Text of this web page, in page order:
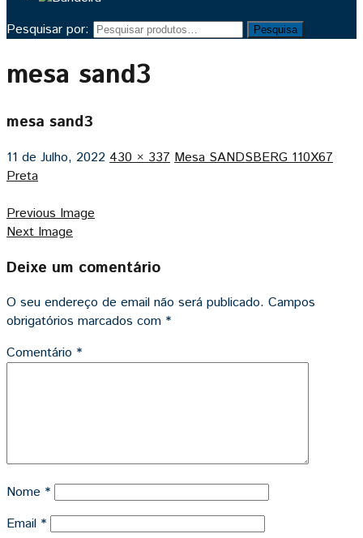
Pesquisar por: Pesquisa
mesa sand3
mesa sand3
11 de Julho, 2022 430 × 337 Mesa SANDSBERG 110X67
Preta
Previous Image
Next Image
Deixe um comentário
O seu endereço de email não será publicado. Campos
obrigatórios marcados com *
Comentário *
Nome *
Email *